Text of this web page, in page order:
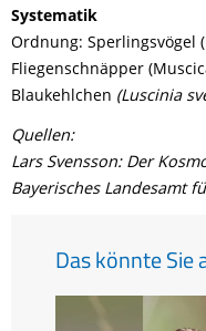
Systematik
Ordnung: Sperlingsvögel
Fliegenschnäpper
Blaukehlchen (Luscinia
Quellen:
Lars Svensson: Der
Bayerisches Landesamt
Das könnte Sie